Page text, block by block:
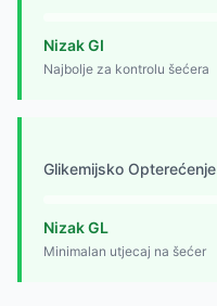
Nizak GI
Najbolje za kontrolu šećera
Glikemijsko Opterećenje
Nizak GL
Minimalan utjecaj na šećer